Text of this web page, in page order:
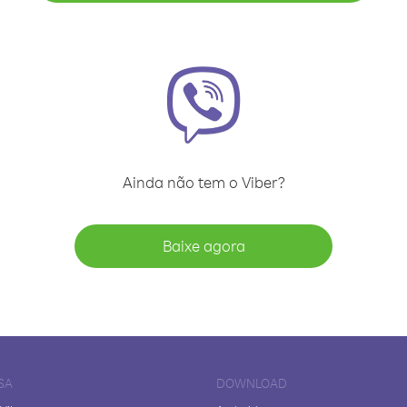
Ainda não tem o Viber?
Baixe agora
DOWNLOAD